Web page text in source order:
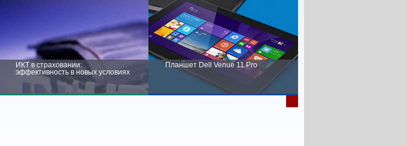
ИКТ в страховании:
эффективность в новых условиях
Планшет Dell Venue 11 Pro